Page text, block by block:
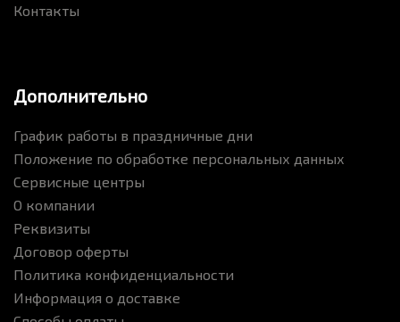
Контакты
Дополнительно
График работы в праздничные дни
Положение по обработке персональных данных
Сервисные центры
О компании
Реквизиты
Договор оферты
Политика конфиденциальности
Информация о доставке